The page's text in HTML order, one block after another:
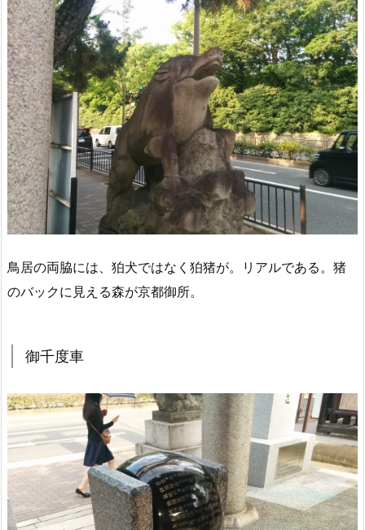
鳥居の両脇には、狛犬ではなく狛猪が。リアルである。猪
のバックに見える森が京都御所。
御千度車